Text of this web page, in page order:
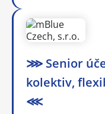
⋙ Senior
kolektiv,
⋘